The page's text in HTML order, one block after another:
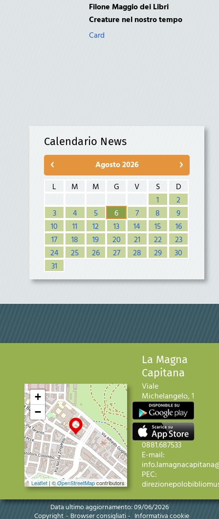
Filone Maggio dei Libri
Creature nel nostro tempo
Card
Calendario News
Agosto 2026
L
M M G V S
D
1
2
3
4 5 6 7 8
9
10
11 12 13 14 15
16
17
18 19 20 21 22
23
24
25 26 27 28 29
30
31
+
−
Leaflet| ©OpenStreetMapcontributors
La Magna
Capitana
Viale
Michelangelo, 1
71121 Foggia
Telefono:+39
0881.706413
Fax: +39
0881.687533
E-mail:
PEC:
Data ultimo aggiornamento: 09/06/2026
Copyright Browser consigliati Informativa cookie